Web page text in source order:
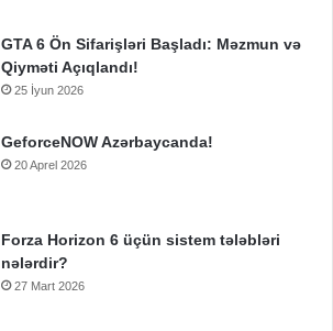
GTA 6 Ön Sifarişləri Başladı: Məzmun və
Qiyməti Açıqlandı!
25 İyun 2026
GeforceNOW Azərbaycanda!
20 Aprel 2026
Forza Horizon 6 üçün sistem tələbləri
nələrdir?
27 Mart 2026